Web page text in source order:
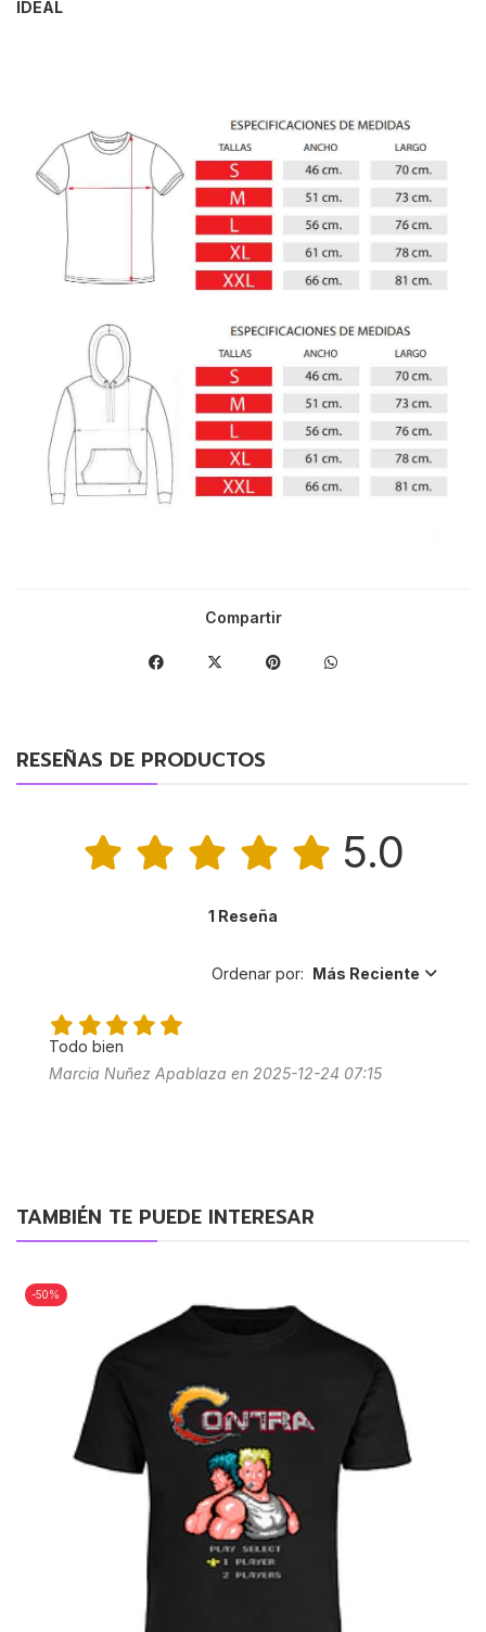
IDEAL
Compartir
RESEÑAS DE PRODUCTOS
5.0
1 Reseña
Ordenar por: Más Reciente
Todo bien
Marcia Nuñez Apablaza en 2025-12-24 07:15
TAMBIÉN TE PUEDE INTERESAR
-50%